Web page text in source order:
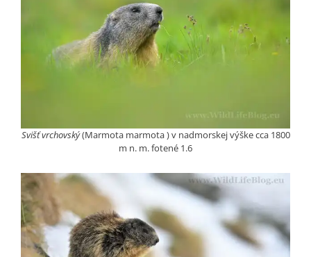
Svišť vrchovský(Marmota marmota ) v nadmorskej výške cca 1800
m n. m. fotené 1.6